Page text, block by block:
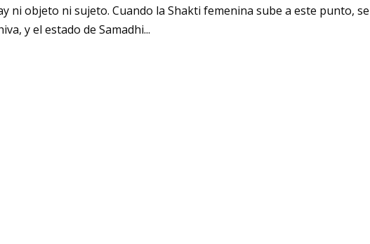
ni objeto ni sujeto. Cuando la Shakti femenina sube a este punto, se
y el estado de Samadhi...